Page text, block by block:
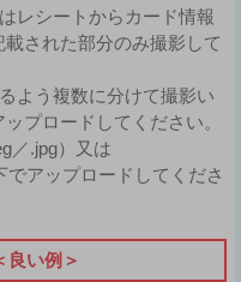
レシートからカード情報
された部分のみ撮影して
よう複数に分けて撮影い
プロードしてください。
／.jpg）又は
アップロードしてくださ
い例＞